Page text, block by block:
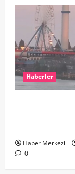
Haberler
Haber Merkezi
0